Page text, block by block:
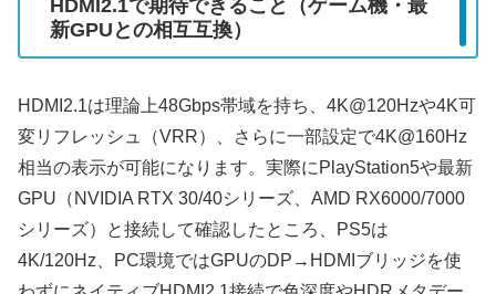
HDMI2.1で期待できること（ゲーム機・最
新GPUとの相互互換）
HDMI2.1は理論上48Gbps帯域を持ち、4K@120Hzや4K可
変リフレッシュ（VRR）、さらに一部設定で4K@160Hz
相当の表示が可能になります。実際にPlayStation5や最新
GPU（NVIDIA RTX 30/40シリーズ、AMD RX6000/7000
シリーズ）と接続して確認したところ、PS5は
4K/120Hz、PC環境ではGPUのDP→HDMIブリッジを使